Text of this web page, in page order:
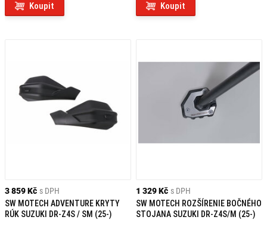
Koupit Koupit
3 859 Kč s DPH
SW MOTECH ADVENTURE KRYTY
RÚK SUZUKI DR-Z4S / SM (25-)
1 329 Kč s DPH
SW MOTECH ROZŠÍRENIE BOČNÉHO
STOJANA SUZUKI DR-Z4S/M (25-)